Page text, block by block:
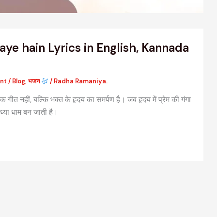
hain Lyrics in English, Kannada
/ Blog,भजन / Radha Ramaniya.
गीत नहीं, बल्कि भक्त के हृदय का समर्पण है। जब हृदय में प्रेम की गंगा
धाम बन जाती है।